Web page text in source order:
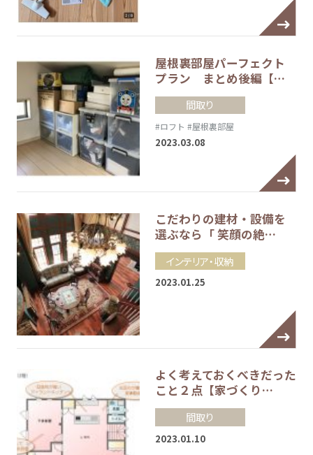
屋根裏部屋パーフェクト
プラン まとめ後編【…
間取り
#ロフト #屋根裏部屋
2023.03.08
こだわりの建材・設備を
選ぶなら「 笑顔の絶…
インテリア・収納
2023.01.25
よく考えておくべきだった
こと２点【家づくり…
間取り
2023.01.10